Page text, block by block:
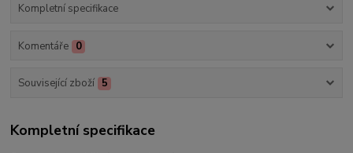
Kompletní specifikace
Komentáře 0
Související zboží 5
Kompletní specifikace